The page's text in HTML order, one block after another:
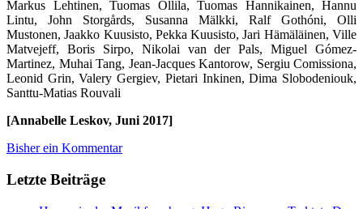
Markus Lehtinen, Tuomas Ollila, Tuomas Hannikainen, Hannu
Lintu, John Storgårds, Susanna Mälkki, Ralf Gothóni, Olli
Mustonen, Jaakko Kuusisto, Pekka Kuusisto, Jari Hämäläinen, Ville
Matvejeff, Boris Sirpo, Nikolai van der Pals, Miguel Gómez-
Martinez, Muhai Tang, Jean-Jacques Kantorow, Sergiu Comissiona,
Leonid Grin, Valery Gergiev, Pietari Inkinen, Dima Slobodeniouk,
Santtu-Matias Rouvali
[Annabelle Leskov, Juni 2017]
Bisher ein Kommentar
Letzte Beiträge